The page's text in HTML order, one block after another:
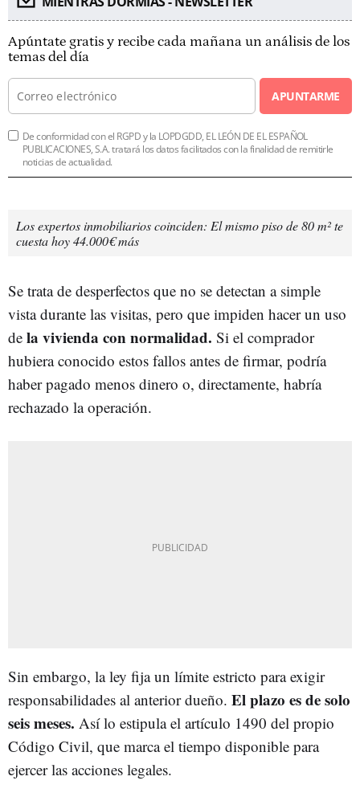
Apúntate gratis y recibe cada mañana un análisis de los
temas del día
APUNTARME
De conformidad con el RGPD y la LOPDGDD, EL LEÓN DE EL ESPAÑOL
PUBLICACIONES, S.A. tratará los datos facilitados con la finalidad de remitirle
noticias de actualidad.
Los expertos inmobiliarios coinciden: El mismo piso de 80 m² te
cuesta hoy 44.000€ más
Se trata de desperfectos que no se detectan a simple
vista durante las visitas, pero que impiden hacer un uso
de la vivienda con normalidad. Si el comprador
hubiera conocido estos fallos antes de firmar, podría
haber pagado menos dinero o, directamente, habría
rechazado la operación.
Sin embargo, la ley fija un límite estricto para exigir
responsabilidades al anterior dueño. El plazo es de solo
seis meses. Así lo estipula el artículo 1490 del propio
Código Civil, que marca el tiempo disponible para
ejercer las acciones legales.